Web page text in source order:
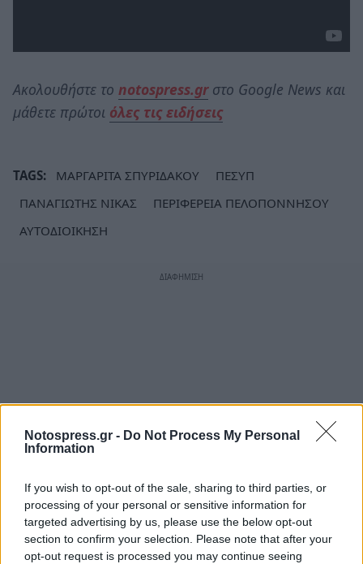
Notospress.gr - Do Not Process My Personal
Information
If you wish to opt-out of the sale, sharing to third parties, or
processing of your personal or sensitive information for
targeted advertising by us, please use the below opt-out
section to confirm your selection. Please note that after your
opt-out request is processed you may continue seeing
Ακολουθήστε το notospress.grστο Google News και
μάθετε πρώτοι όλες τις ειδήσεις
TAGS: ΜΑΡΓΑΡΙΤΑ ΣΠΥΡΙΔΑΚΟΥ
ΠΕΣΥΠ
ΠΑΝΑΓΙΩΤΗΣ ΝΙΚΑΣ
ΠΕΡΙΦΕΡΕΙΑ ΠΕΛΟΠΟΝΝΗΣΟΥ
ΑΥΤΟΔΙΟΙΚΗΣΗ